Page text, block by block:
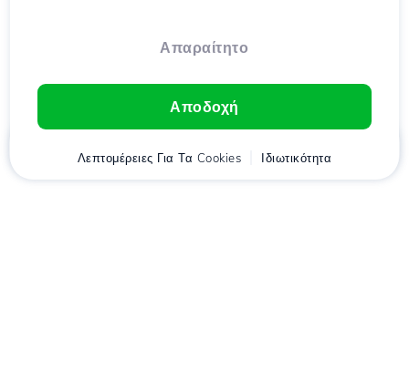
Απαραίτητο
Αποδοχή
Λεπτομέρειες Για Τα Cookies Ιδιωτικότητα
Πελάτης Καλάθι Chat